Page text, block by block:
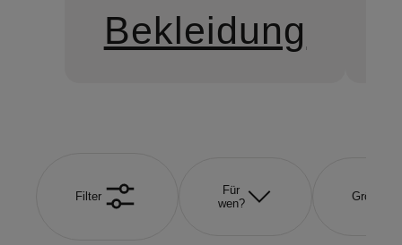
Bekleidung
Filter
Für
wen?
Größe